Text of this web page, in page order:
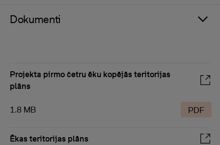
Dokumenti
Projekta pirmo četru ēku kopējās teritorijas
plāns
1.8 MB PDF
Ēkas teritorijas plāns